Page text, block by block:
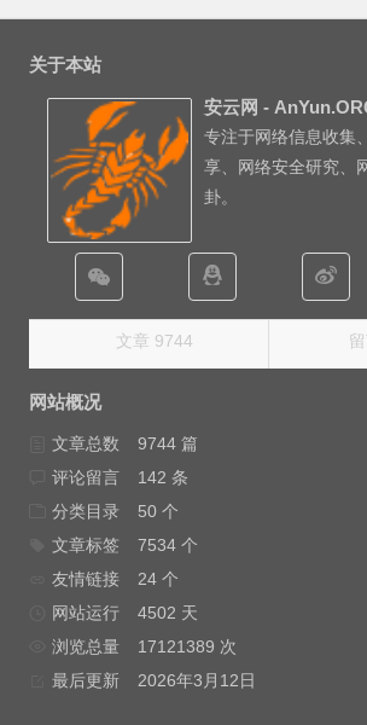
关于本站
安云网 -
专注于网络信息收集
享、网络安全研究、
卦。
文章 9744
网站概况
文章总数
9744 篇
评论留言
142 条
分类目录
50 个
文章标签
7534 个
友情链接
24 个
网站运行
4502 天
浏览总量
17121389 次
最后更新
2026年3月12日